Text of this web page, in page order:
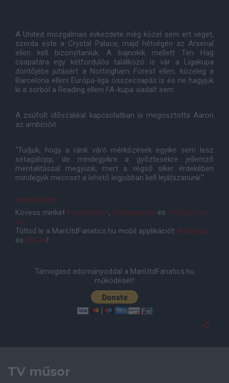
A United mozgalmas évkezdete még közel sem ért véget,
szerda este a Crystal Palace, majd hétvégén az Arsenal
ellen kell bizonyítaniuk. A bajnokik mellett Ten Hag
csapatára egy kétfordulós találkozó is vár a Ligakupa
döntőjébe jutásért a Nottingham Forest ellen, közeleg a
Barcelona elleni Európa-liga összecsapás is és ne hagyjuk
ki a sorból a Reading elleni FA-kupa viadalt sem.
A zsúfolt időszakkal kapcsolatban is megosztotta Aaron
az ambícióit.
"Tudjuk, hogy a ránk váró mérkőzések egyike sem lesz
sétagalopp, de mindegyikre a győztesekre jellemző
mentalitással megyünk, mert a végső siker érdekében
mindegyik meccset a lehető legjobban kell lejátszanunk."
manutd.com
Kövess minket Facebookon, Instagramon és YouTube-on
is!
Töltsd le a ManUtdFanatics.hu mobil applikációt Androidra
és iOS-re!
Támogasd adományoddal a ManUtdFanatics.hu
működését!
TV műsor